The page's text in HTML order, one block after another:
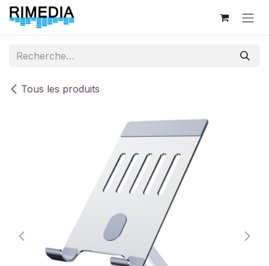
Se rendre au contenu
Tous les produits